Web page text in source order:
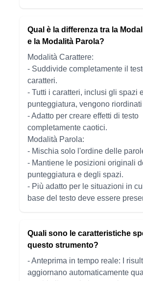
Qual è la differenza tra la
e la Modalità Parola?
Modalità Carattere:
- Suddivide completamente il
caratteri.
- Tutti i caratteri, inclusi gli spazi
punteggiatura, vengono
- Adatto per creare effetti di testo
completamente caotici.
Modalità Parola:
- Mischia solo l'ordine delle
- Mantiene le posizioni originali
punteggiatura e degli spazi.
- Più adatto per le situazioni in
base del testo deve essere
Quali sono le caratteristiche
questo strumento?
- Anteprima in tempo reale: I
aggiornano automaticamente